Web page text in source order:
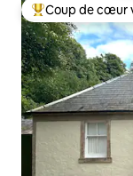
Coups de cœur
Coup de cœur